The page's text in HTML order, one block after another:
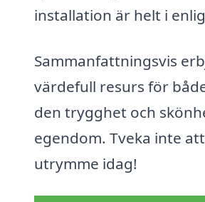
installation är helt i
Sammanfattningsvis
värdefull resurs för
den trygghet och
egendom. Tveka inte
utrymme idag!